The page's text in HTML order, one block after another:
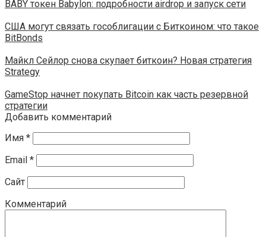
BABY токен Babylon: подробности airdrop и запуск сети
США могут связать гособлигации с Биткоином: что такое
BitBonds
Майкл Сейлор снова скупает биткоин? Новая стратегия
Strategy
GameStop начнет покупать Bitcoin как часть резервной
стратегии
Добавить комментарий
Имя *
Email *
Сайт
Комментарий